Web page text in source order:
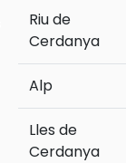
Riu de
Cerdanya
Alp
Lles de
Cerdanya